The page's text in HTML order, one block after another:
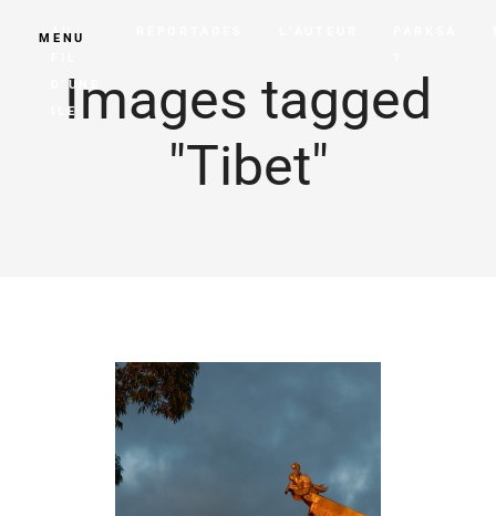
MENU
AU
D’UNE
ILEImages tagged
"Tibet"